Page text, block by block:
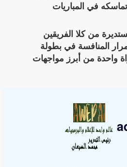
في المباريات
من كلا الفريقين
المنافسة في بطولة
واحدة من أبرز مواجهات